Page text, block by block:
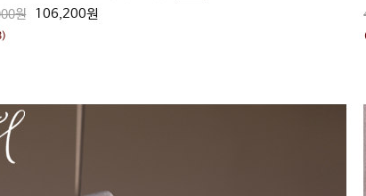
원 106,200원